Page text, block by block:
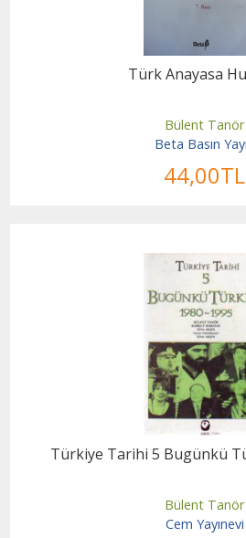
Türk Anayasa
Bülent Tanör
Beta Basın
44,00TL
Türkiye Tarihi 5 Bugünkü
Bülent Tanör
Cem Yayınevi